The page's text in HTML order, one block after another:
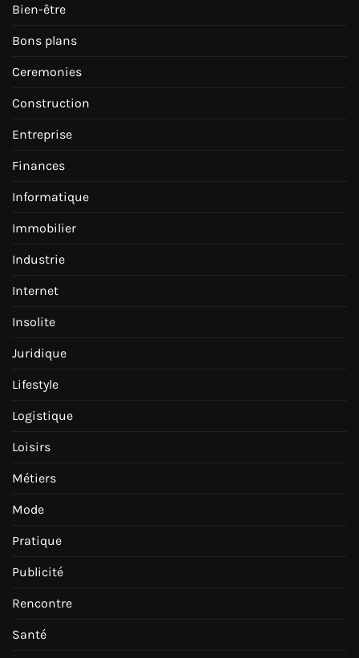
Bien-être
Bons plans
Ceremonies
Construction
Entreprise
Finances
Informatique
Immobilier
Industrie
Internet
Insolite
Juridique
Lifestyle
Logistique
Loisirs
Métiers
Mode
Pratique
Publicité
Rencontre
Santé